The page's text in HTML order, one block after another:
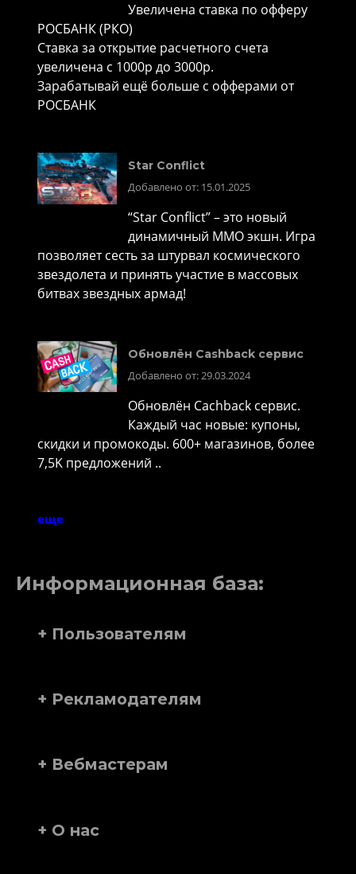
Увеличена ставка по офферу
РОСБАНК (РКО)
Ставка за открытие расчетного счета
увеличена с 1000р до 3000р.
Зарабатывай ещё больше с офферами от
РОСБАНК
Star Conflict
Добавлено от: 15.01.2025
“Star Conflict” – это новый
динамичный MMO экшн. Игра
позволяет сесть за штурвал космического
звездолета и принять участие в массовых
битвах звездных армад!
Обновлён Cashback сервис
Добавлено от: 29.03.2024
Обновлён Cachback сервис.
Каждый час новые: купоны,
скидки и промокоды. 600+ магазинов, более
7,5K предложений ..
еще
Информационная база:
+ Пользователям
+ Рекламодателям
+ Вебмастерам
+ О нас